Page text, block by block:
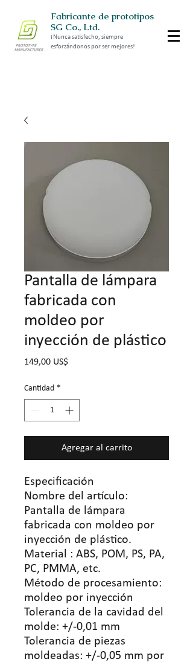
Fabricante de prototipos
SG Co., Ltd.
¡Nunca satisfecho, siempre
esforzándonos por ser mejores!
Pantalla de lámpara
fabricada con
moldeo por
inyección de plástico
149,00 US$Precio
Cantidad *
Agregar al carrito
Especificación
Nombre del artículo:
Pantalla de lámpara
fabricada con moldeo por
inyección de plástico.
Material : ABS, POM, PS, PA,
PC, PMMA, etc.
Método de procesamiento:
moldeo por inyección
Tolerancia de la cavidad del
molde: +/-0,01 mm
Tolerancia de piezas
moldeadas: +/-0,05 mm por